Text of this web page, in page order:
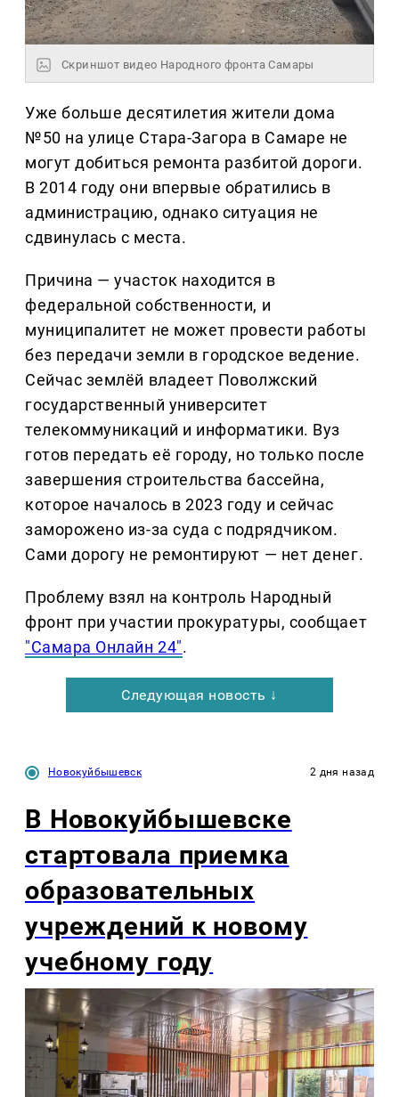
Скриншот видео Народного фронта Самары
Уже больше десятилетия жители дома
№50 на улице Стара-Загора в Самаре не
могут добиться ремонта разбитой дороги.
В 2014 году они впервые обратились в
администрацию, однако ситуация не
сдвинулась с места.
Причина — участок находится в
федеральной собственности, и
муниципалитет не может провести работы
без передачи земли в городское ведение.
Сейчас землёй владеет Поволжский
государственный университет
телекоммуникаций и информатики. Вуз
готов передать её городу, но только после
завершения строительства бассейна,
которое началось в 2023 году и сейчас
заморожено из-за суда с подрядчиком.
Сами дорогу не ремонтируют — нет денег.
Проблему взял на контроль Народный
фронт при участии прокуратуры, сообщает
"Самара Онлайн 24".
Следующая новость ↓
Новокуйбышевск 2 дня назад
В Новокуйбышевске
стартовала приемка
образовательных
учреждений к новому
учебному году